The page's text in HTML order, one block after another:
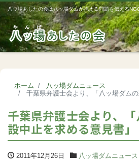
八ッ場あしたの会は八ッ場ダムが抱える問題を伝える
ホーム
八ッ場ダムニュース
千葉県弁護士会より、「八ッ場ダムの
千葉県弁護士会より、
設中止を求める意見書」
2011年12月26日 八ッ場ダムニュース